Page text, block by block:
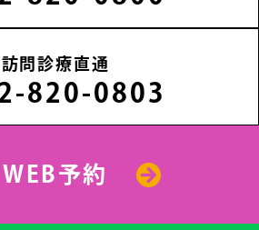
訪問診療直通
820-0803
WEB予約